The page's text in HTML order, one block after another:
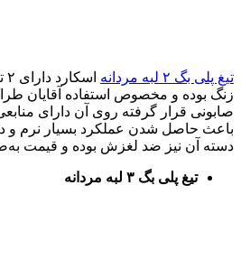
تیغ پلی بگ ۲ لبه مردانه
زنگ بوده و مخصوص استفاده آقایان
باعث حاصل شدن عملکرد بسیار نرم و
دسته آن نیز ضد لغزش بوده و قیمت
تیغ پلی بگ ۳ لبه مردانه